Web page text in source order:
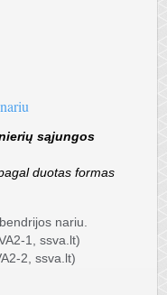
sąjungos
duotas formas
nariu.
1, ssva.lt)
2, ssva.lt)